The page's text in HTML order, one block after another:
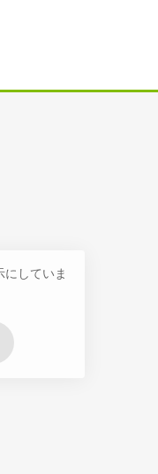
していま